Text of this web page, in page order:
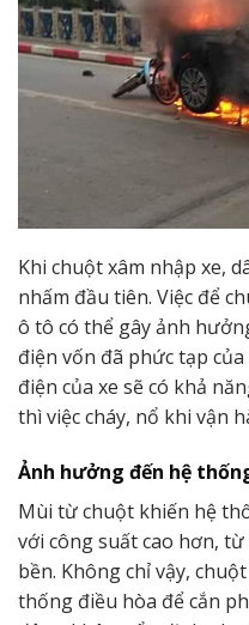
Khi chuột xâm nhập xe,
nhấm đầu tiên. Việc để
ô tô có thể gây ảnh
điện vốn đã phức tạp
điện của xe sẽ có khả
thì việc cháy, nổ khi vận
Ảnh hưởng đến hệ
Mùi từ chuột khiến hệ
với công suất cao hơn,
bền. Không chỉ vậy,
thống điều hòa để cắn